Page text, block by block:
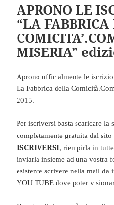
APRONO LE
“LA
MISERIA”
Aprono ufficialmente le
La Fabbrica della
2015.
Per iscriversi basta scaricare la
completamente gratuita dal
ISCRIVERSI, riempirla in
inviarla insieme ad una vostra
esistente scrivere nella mail da
YOU TUBE dove poter